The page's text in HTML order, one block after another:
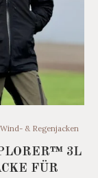
Wind- & Regenjacken
3L
FÜR